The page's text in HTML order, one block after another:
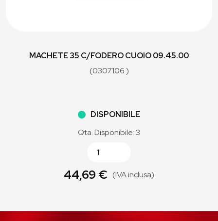
MACHETE 35 C/FODERO CUOIO 09.45.00
(0307106 )
DISPONIBILE
Qta. Disponibile: 3
44,69 € (IVA inclusa)